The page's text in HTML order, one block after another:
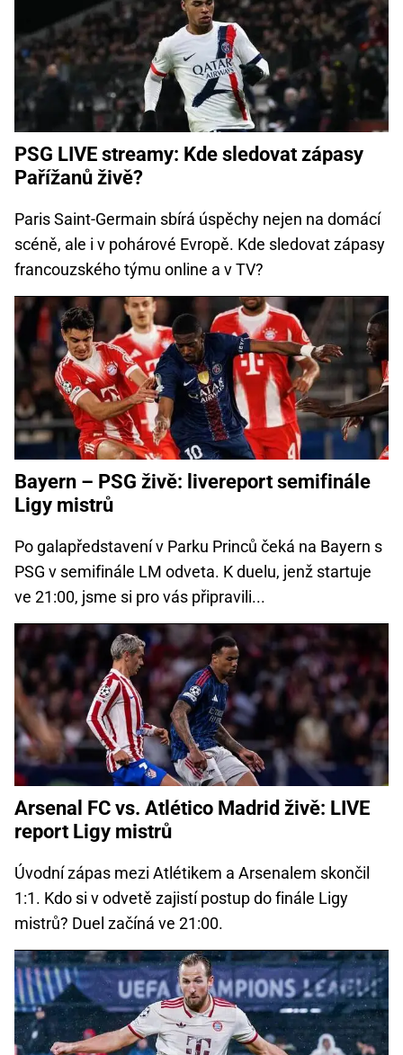
PSG LIVE streamy: Kde sledovat zápasy
Pařížanů živě?
Paris Saint-Germain sbírá úspěchy nejen na domácí
scéně, ale i v pohárové Evropě. Kde sledovat zápasy
francouzského týmu online a v TV?
Bayern – PSG živě: livereport semifinále
Ligy mistrů
Po galapředstavení v Parku Princů čeká na Bayern s
PSG v semifinále LM odveta. K duelu, jenž startuje
ve 21:00, jsme si pro vás připravili...
Arsenal FC vs. Atlético Madrid živě: LIVE
report Ligy mistrů
Úvodní zápas mezi Atlétikem a Arsenalem skončil
1:1. Kdo si v odvetě zajistí postup do finále Ligy
mistrů? Duel začíná ve 21:00.